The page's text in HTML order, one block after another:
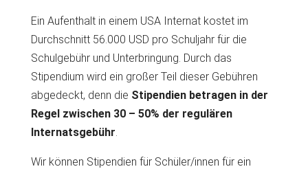
Ein Aufenthalt in einem USA Internat kostet im
Durchschnitt 56.000 USD pro Schuljahr für die
Schulgebühr und Unterbringung. Durch das
Stipendium wird ein großer Teil dieser Gebühren
abgedeckt, denn die Stipendien betragen in der
Regel zwischen 30 – 50% der regulären
Internatsgebühr.
Wir können Stipendien für Schüler/innen für ein